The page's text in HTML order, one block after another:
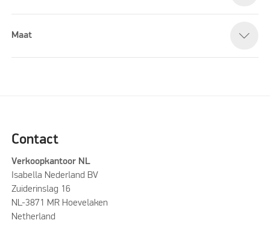
Maat
Contact
Verkoopkantoor NL
Isabella Nederland BV
Zuiderinslag 16
NL-3871 MR Hoevelaken
Netherland